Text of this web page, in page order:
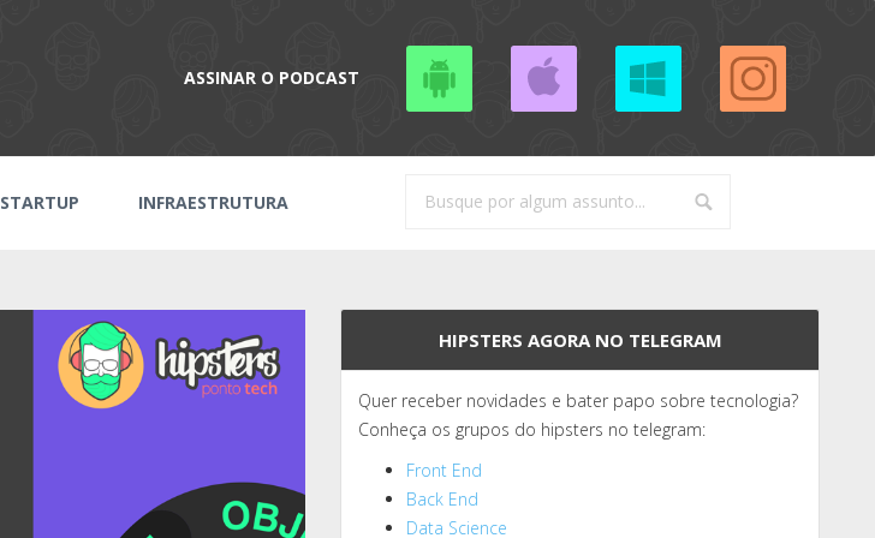
ASSINAR O PODCAST
STARTUP INFRAESTRUTURA
HIPSTERS AGORA NO TELEGRAM
Quer receber novidades e bater papo sobre tecnologia?
Conheça os grupos do hipsters no telegram:
Front End
Back End
Data Science